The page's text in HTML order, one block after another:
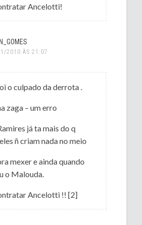
Ancelotti!
2010 ÀS 21:07
o culpado da derrota .
zaga – um erro
já ta mais do q
ñ criam nada no meio
mexer e ainda quando
o Malouda.
Ancelotti !! [2]